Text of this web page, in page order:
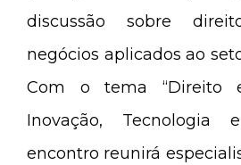
discussão sobre
negócios aplicados ao
Com o tema “Direito
Inovação, Tecnologia
encontro reunirá